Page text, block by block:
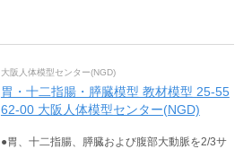
大阪人体模型センター(NGD)
胃・十二指腸・膵臓模型 教材模型 25-55
62-00 大阪人体模型センター(NGD)
●胃、十二指腸、膵臓および腹部大動脈を2/3サ